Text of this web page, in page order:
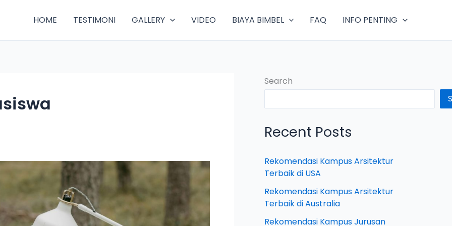
HOME TESTIMONI GALLERY VIDEO BIAYA BIMBEL FAQ INFO PENTING
Search
Recent Posts
Rekomendasi Kampus Arsitektur
Terbaik di USA
Rekomendasi Kampus Arsitektur
Terbaik di Australia
Rekomendasi Kampus Jurusan